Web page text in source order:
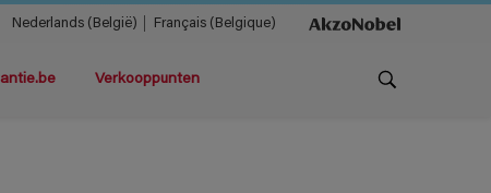
Nederlands (België) Français (Belgique)
Verkooppunten